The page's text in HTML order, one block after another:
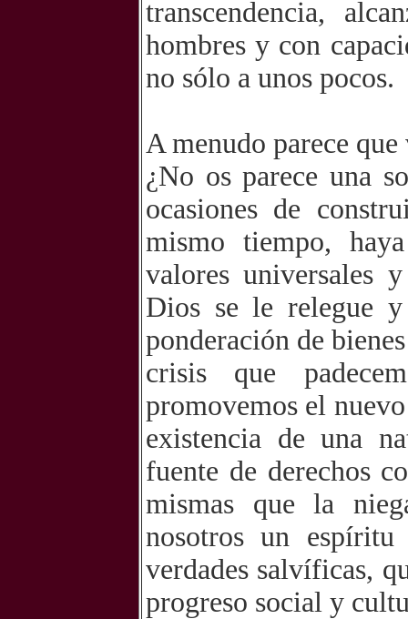
transcendencia,
hombres y con
no sólo a unos pocos.
A menudo parece
¿No os parece una
ocasiones de
mismo tiempo,
valores universales
Dios se le relegue
ponderación de
crisis que
promovemos el
existencia de una
fuente de derechos
mismas que la
nosotros un
verdades salvíficas,
progreso social y